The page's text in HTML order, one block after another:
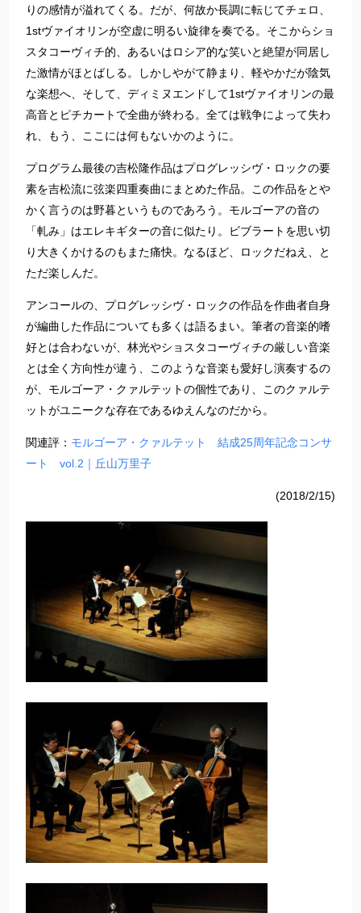
りの感情が溢れてくる。だが、何故か長調に転じてチェロ、
1stヴァイオリンが空虚に明るい旋律を奏でる。そこからショ
スタコーヴィチ的、あるいはロシア的な笑いと絶望が同居し
た激情がほとばしる。しかしやがて静まり、軽やかだが陰気
な楽想へ、そして、ディミヌエンドして1stヴァイオリンの最
高音とピチカートで全曲が終わる。全ては戦争によって失わ
れ、もう、ここには何もないかのように。
プログラム最後の吉松隆作品はプログレッシヴ・ロックの要
素を吉松流に弦楽四重奏曲にまとめた作品。この作品をとや
かく言うのは野暮というものであろう。モルゴーアの音の
「軋み」はエレキギターの音に似たり。ビブラートを思い切
り大きくかけるのもまた痛快。なるほど、ロックだねえ、と
ただ楽しんだ。
アンコールの、プログレッシヴ・ロックの作品を作曲者自身
が編曲した作品についても多くは語るまい。筆者の音楽的嗜
好とは合わないが、林光やショスタコーヴィチの厳しい音楽
とは全く方向性が違う、このような音楽も愛好し演奏するの
が、モルゴーア・クァルテットの個性であり、このクァルテ
ットがユニークな存在であるゆえんなのだから。
関連評： モルゴーア・クァルテット 結成25周年記念コンサ
ート vol.2｜丘山万里子
(2018/2/15)